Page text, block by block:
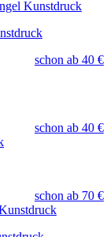
schon ab 40 €
schon ab 40 €
schon ab 70 €